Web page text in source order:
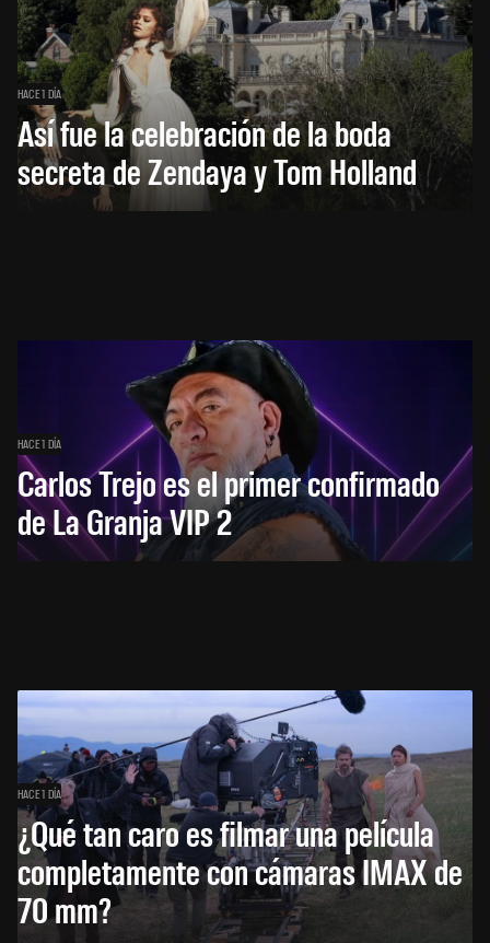
HACE 1 DÍA
Así fue la celebración de la boda
secreta de Zendaya y Tom Holland
HACE 1 DÍA
Carlos Trejo es el primer confirmado
de La Granja VIP 2
HACE 1 DÍA
¿Qué tan caro es filmar una película
completamente con cámaras IMAX de
70 mm?